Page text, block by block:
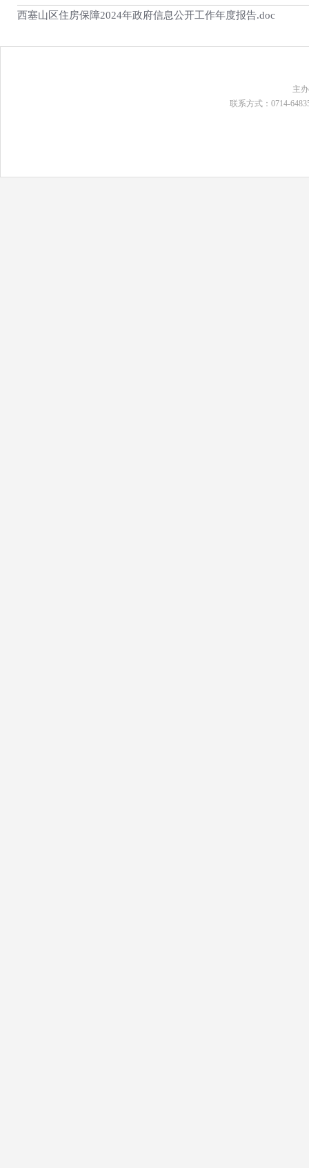
西塞山区住房保障2024年政府信息公开工作年度报告.doc
主
联系方式：0714-